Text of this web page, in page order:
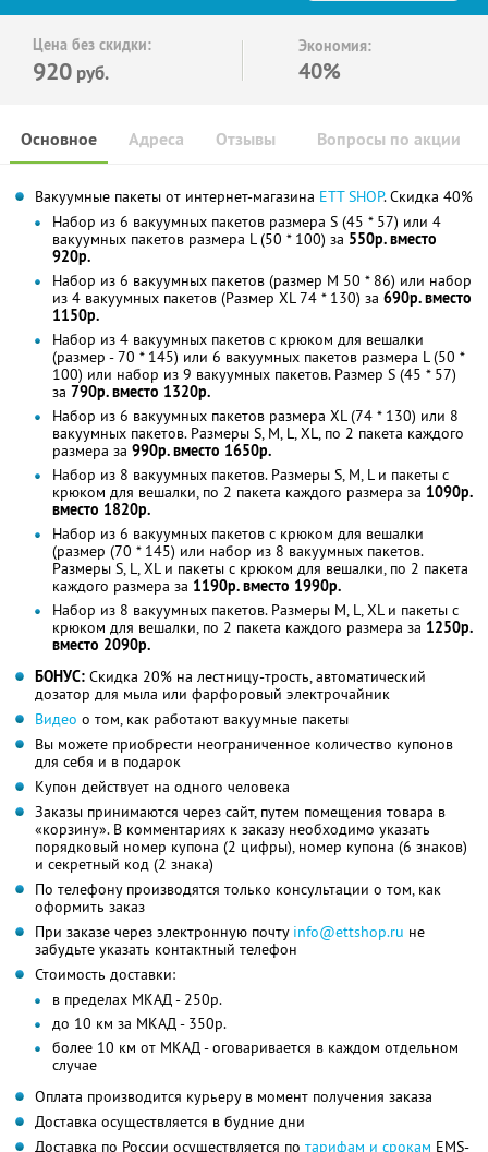
Цена без скидки:
920 руб.
Экономия:
40%
Основное Отзывы Вопросы по акции
Адреса
Вакуумные пакеты от интернет-магазина ETT SHOP. Скидка 40%
Набор из 6 вакуумных пакетов размера S (45 * 57) или 4
вакуумных пакетов размера L (50 * 100) за 550р. вместо
920р.
Набор из 6 вакуумных пакетов (размер M 50 * 86) или набор
из 4 вакуумных пакетов (Размер XL 74 * 130) за 690р. вместо
1150р.
Набор из 4 вакуумных пакетов с крюком для вешалки
(размер - 70 * 145) или 6 вакуумных пакетов размера L (50 *
100) или набор из 9 вакуумных пакетов. Размер S (45 * 57)
за 790р. вместо 1320р.
Набор из 6 вакуумных пакетов размера XL (74 * 130) или 8
вакуумных пакетов. Размеры S, M, L, XL, по 2 пакета каждого
размера за 990р. вместо 1650р.
Набор из 8 вакуумных пакетов. Размеры S, M, L и пакеты с
крюком для вешалки, по 2 пакета каждого размера за 1090р.
вместо 1820р.
Набор из 6 вакуумных пакетов с крюком для вешалки
(размер (70 * 145) или набор из 8 вакуумных пакетов.
Размеры S, L, XL и пакеты с крюком для вешалки, по 2 пакета
каждого размера за 1190р. вместо 1990р.
Набор из 8 вакуумных пакетов. Размеры M, L, XL и пакеты с
крюком для вешалки, по 2 пакета каждого размера за 1250р.
вместо 2090р.
БОНУС: Скидка 20% на лестницу-трость, автоматический
дозатор для мыла или фарфоровый электрочайник
Видео о том, как работают вакуумные пакеты
Вы можете приобрести неограниченное количество купонов
для себя и в подарок
Купон действует на одного человека
Заказы принимаются через сайт, путем помещения товара в
«корзину». В комментариях к заказу необходимо указать
порядковый номер купона (2 цифры), номер купона (6 знаков)
и секретный код (2 знака)
По телефону производятся только консультации о том, как
оформить заказ
При заказе через электронную почту info@ettshop.ru не
забудьте указать контактный телефон
Стоимость доставки:
в пределах МКАД - 250р.
до 10 км за МКАД - 350р.
более 10 км от МКАД - оговаривается в каждом отдельном
случае
Оплата производится курьеру в момент получения заказа
Доставка осуществляется в будние дни
Доставка по России осуществляется по тарифам и срокам ЕМS-